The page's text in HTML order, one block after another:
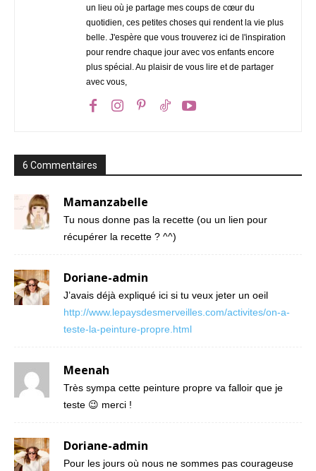
un lieu où je partage mes coups de cœur du
quotidien, ces petites choses qui rendent la vie plus
belle. J'espère que vous trouverez ici de l'inspiration
pour rendre chaque jour avec vos enfants encore
plus spécial. Au plaisir de vous lire et de partager
avec vous,
6 Commentaires
Mamanzabelle
Tu nous donne pas la recette (ou un lien pour
récupérer la recette ? ^^)
Doriane-admin
J’avais déjà expliqué ici si tu veux jeter un oeil
http://www.lepaysdesmerveilles.com/activites/on-a-
teste-la-peinture-propre.html
Meenah
Très sympa cette peinture propre va falloir que je
teste 😉 merci !
Doriane-admin
Pour les jours où nous ne sommes pas courageuse